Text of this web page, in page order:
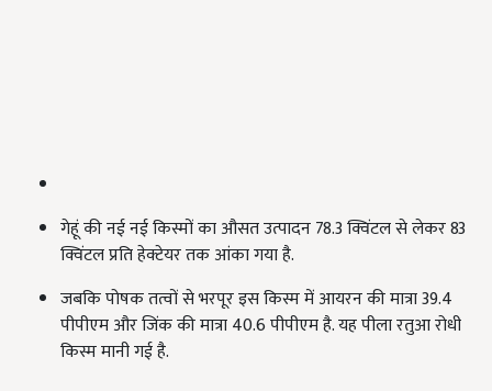
गेहूं की नई नई किस्मों का औसत उत्पादन 78.3 क्विंटल से लेकर 83
क्विंटल प्रति हेक्टेयर तक आंका गया है.
जबकि पोषक तत्वों से भरपूर इस किस्म में आयरन की मात्रा 39.4
पीपीएम और जिंक की मात्रा 40.6 पीपीएम है. यह पीला रतुआ रोधी
किस्म मानी गई है.